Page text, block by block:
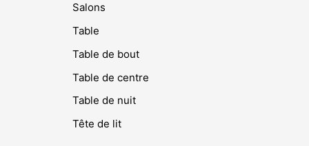
Salons
Table
Table de bout
Table de centre
Table de nuit
Tête de lit